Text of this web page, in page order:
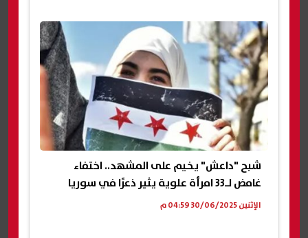
شبح "داعش" يخيم على المشهد.. اختفاء
غامض لـ33 امرأة علوية يثير ذعرًا في سوريا
الإثنين 30/06/2025 04:59 م